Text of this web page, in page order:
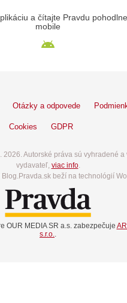
a čítajte Pravdu
mobile
Otázky a odpovede
Cookies GDPR
2026. Autorské práva sú vyhradené a
vydavateľ, viac info.
beží na technológií
OUR MEDIA SR a.s. zabezpečuje
s.r.o.